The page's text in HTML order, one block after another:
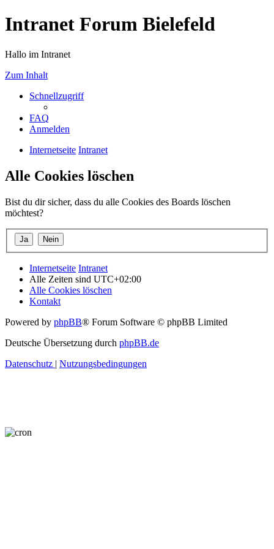
Intranet Forum Bielefeld
Hallo im Intranet
Zum Inhalt
Schnellzugriff
FAQ
Anmelden
Internetseite Intranet
Alle Cookies löschen
Bist du dir sicher, dass du alle Cookies des Boards löschen
möchtest?
Internetseite Intranet
Alle Zeiten sind UTC+02:00
Alle Cookies löschen
Kontakt
Powered by phpBB® Forum Software © phpBB Limited
Deutsche Übersetzung durch phpBB.de
Datenschutz | Nutzungsbedingungen